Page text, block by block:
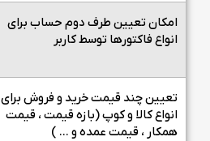
امکان تعیین طرف دوم حساب برای
انواع فاکتورها توسط کاربر
تعیین چند قیمت خرید و فروش برای
انواع کالا و کوپ (بازه قیمت ، قیمت
همکار ، قیمت عمده و ... )